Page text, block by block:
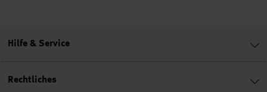
Hilfe & Service
Rechtliches